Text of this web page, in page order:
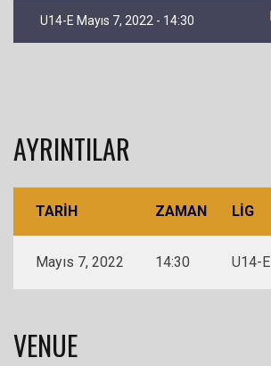
U14-E Mayıs 7, 2022 - 14:30
AYRINTILAR
TARIH ZAMAN LIG
Mayıs 7, 2022 14:30 U14-E
VENUE